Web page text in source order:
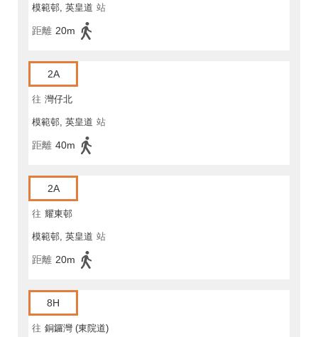
模範邨, 英皇道 站
距離 20m
2A
往 灣仔北
模範邨, 英皇道 站
距離 40m
2A
往 耀東邨
模範邨, 英皇道 站
距離 20m
8H
往 銅鑼灣 (東院道)